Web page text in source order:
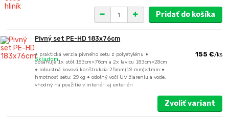
Pridať do košíka
Pivný set PE-HD 183x76cm
• praktická verzia pivného setu z polyetylénu •
obsahuje 1x stôl 183cm×76cm a 2x lavicu 183cm×28cm
• robustná kovová konštrukcia 25mm(19 mm)×1mm •
hmotnosť setu: 29kg • odolný voči UV žiareniu a vode,
vhodný na použitie v interiéri aj exteriéri
155 €/ks
Skladom
Zvoliť variant